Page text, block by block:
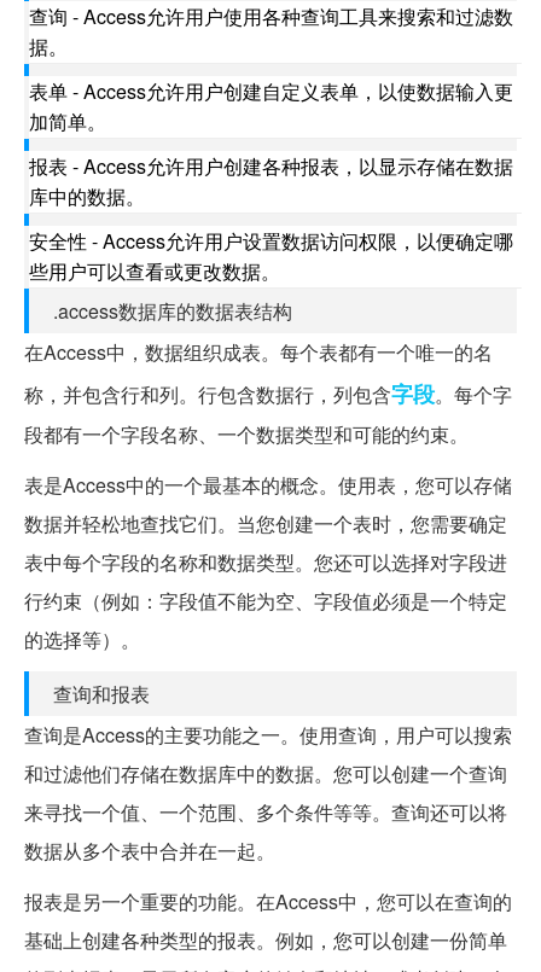
查询 - Access允许用户使用各种查询工具来搜索和过滤数
据。
表单 - Access允许用户创建自定义表单，以使数据输入更
加简单。
报表 - Access允许用户创建各种报表，以显示存储在数据
库中的数据。
安全性 - Access允许用户设置数据访问权限，以便确定哪
些用户可以查看或更改数据。
.access数据库的数据表结构
在Access中，数据组织成表。每个表都有一个唯一的名
称，并包含行和列。行包含数据行，列包含字段。每个字
段都有一个字段名称、一个数据类型和可能的约束。
表是Access中的一个最基本的概念。使用表，您可以存储
数据并轻松地查找它们。当您创建一个表时，您需要确定
表中每个字段的名称和数据类型。您还可以选择对字段进
行约束（例如：字段值不能为空、字段值必须是一个特定
的选择等）。
查询和报表
查询是Access的主要功能之一。使用查询，用户可以搜索
和过滤他们存储在数据库中的数据。您可以创建一个查询
来寻找一个值、一个范围、多个条件等等。查询还可以将
数据从多个表中合并在一起。
报表是另一个重要的功能。在Access中，您可以在查询的
基础上创建各种类型的报表。例如，您可以创建一份简单